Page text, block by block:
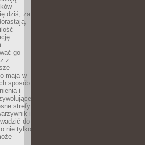
dziś, za
go
z
mają w
sposób
i
strefy
i
do
nie tylko